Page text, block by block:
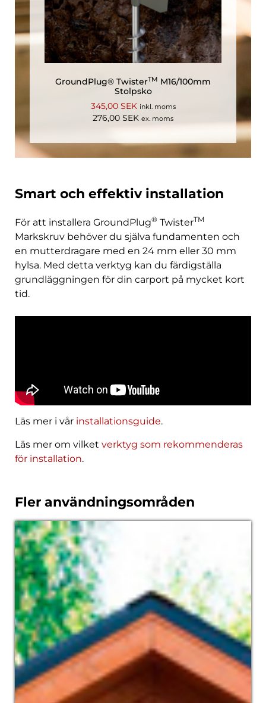
GroundPlug® TwisterTM M16/100mm
Stolpsko
345,00 SEK inkl. moms
276,00 SEK ex. moms
Smart och effektiv installation
För att installera GroundPlug® TwisterTM
Markskruv behöver du själva fundamenten och
en mutterdragare med en 24 mm eller 30 mm
hylsa. Med detta verktyg kan du färdigställa
grundläggningen för din carport på mycket kort
tid.
Läs mer i vår installationsguide.
Läs mer om vilket verktyg som rekommenderas
för installation.
Fler användningsområden